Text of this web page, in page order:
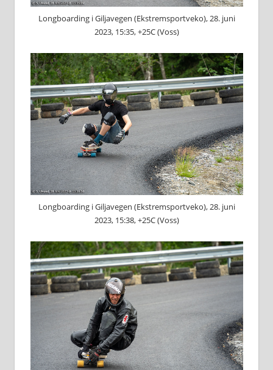
Longboarding i Giljavegen (Ekstremsportveko), 28. juni
2023, 15:35, +25C (Voss)
Longboarding i Giljavegen (Ekstremsportveko), 28. juni
2023, 15:38, +25C (Voss)